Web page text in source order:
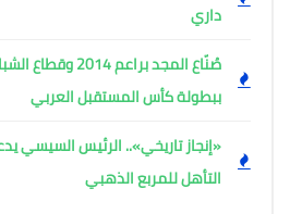
داري
صُنّاع المجد براعم
ببطولة كأس المستقبل العربي
«إنجاز تاريخي».. الرئيس السيسي
التأهل للمربع الذهبي